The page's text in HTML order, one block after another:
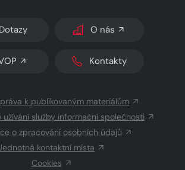
Dotazy O nás
Kontakty
k publikovaným materiálům
užívání služby informační společnosti
o zpracování osobních údajů
kontaktní místa
Cookies